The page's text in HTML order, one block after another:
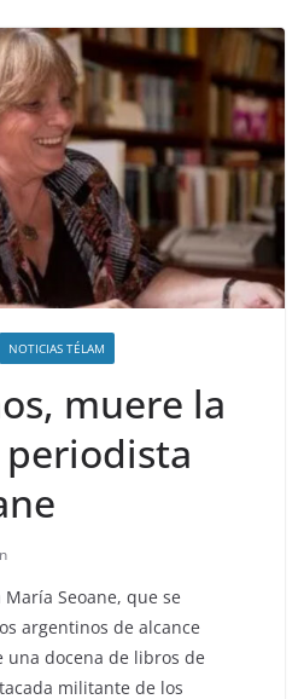
NOTICIAS TÉLAM
muere la
Seoane, que se
argentinos de alcance
una docena de libros de
militante de los